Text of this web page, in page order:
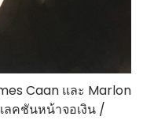
Caan และ Marlon
ลคชันหน้าจอเงิน /